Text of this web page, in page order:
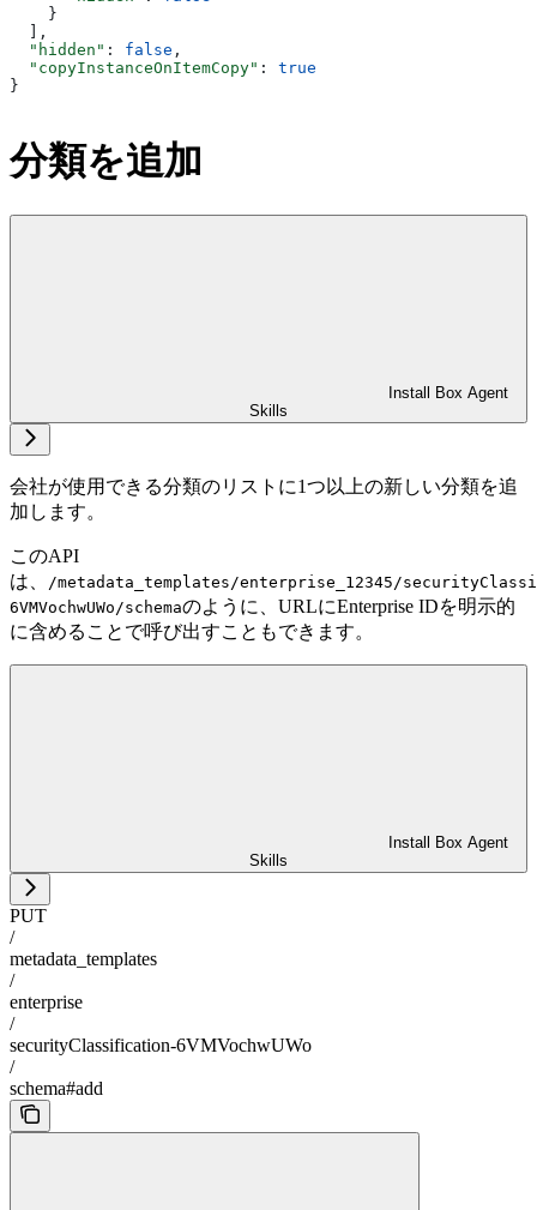
    }
  ],
  "hidden"
: false ,
  "copyInstanceOnItemCopy"
: true
}
分類を追加
Install Box Agent
Skills
会社が使用できる分類のリストに1つ以上の新しい分類を追
加します。
このAPI
は、
/metadata_templates/enterprise_12345/
6VMVochwUWo/schemaのように、URLにEnterprise IDを明示的
に含めることで呼び出すこともできます。
Install Box Agent
Skills
PUT
/
metadata_templates
/
enterprise
/
securityClassification-6VMVochwUWo
/
schema#add